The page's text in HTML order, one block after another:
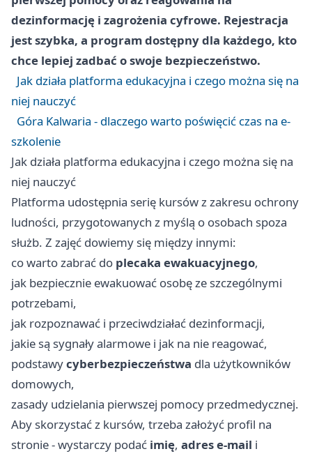
dezinformację i zagrożenia cyfrowe. Rejestracja
jest szybka, a program dostępny dla każdego, kto
chce lepiej zadbać o swoje bezpieczeństwo.
Jak działa platforma edukacyjna i czego można się na
niej nauczyć
Góra Kalwaria - dlaczego warto poświęcić czas na e-
szkolenie
Jak działa platforma edukacyjna i czego można się na
niej nauczyć
Platforma udostępnia serię kursów z zakresu ochrony
ludności, przygotowanych z myślą o osobach spoza
służb. Z zajęć dowiemy się między innymi:
co warto zabrać do plecaka ewakuacyjnego,
jak bezpiecznie ewakuować osobę ze szczególnymi
potrzebami,
jak rozpoznawać i przeciwdziałać dezinformacji,
jakie są sygnały alarmowe i jak na nie reagować,
podstawycyberbezpieczeństwa dla użytkowników
domowych,
zasady udzielania pierwszej pomocy przedmedycznej.
Aby skorzystać z kursów, trzeba założyć profil na
stronie - wystarczy podać imię, adres e‑mail i